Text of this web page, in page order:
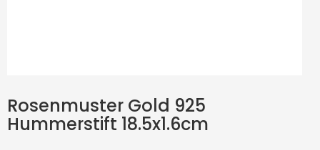
Rosenmuster Gold 925
Hummerstift 18.5x1.6cm